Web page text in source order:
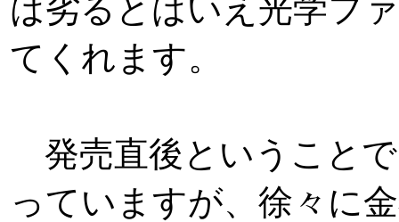
は劣るとはいえ光学フ
てくれます。
発売直後ということ
っていますが、徐々に